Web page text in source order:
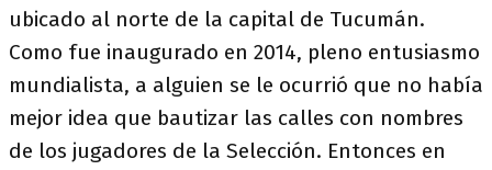
ubicado al norte de la capital de Tucumán.
Como fue inaugurado en 2014, pleno entusiasmo
mundialista, a alguien se le ocurrió que no había
mejor idea que bautizar las calles con nombres
de los jugadores de la Selección. Entonces en